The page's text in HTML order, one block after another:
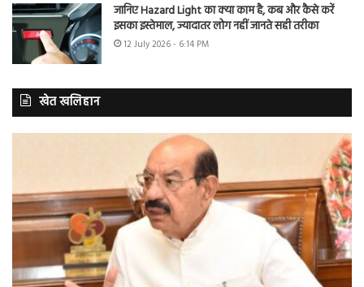
जानिए Hazard Light का क्या काम है, कब और कैसे करें
इसका इस्तेमाल, ज्यादातर लोग नहीं जानते सही तरीका
12 July 2026 - 6:14 PM
खेत खलिहान